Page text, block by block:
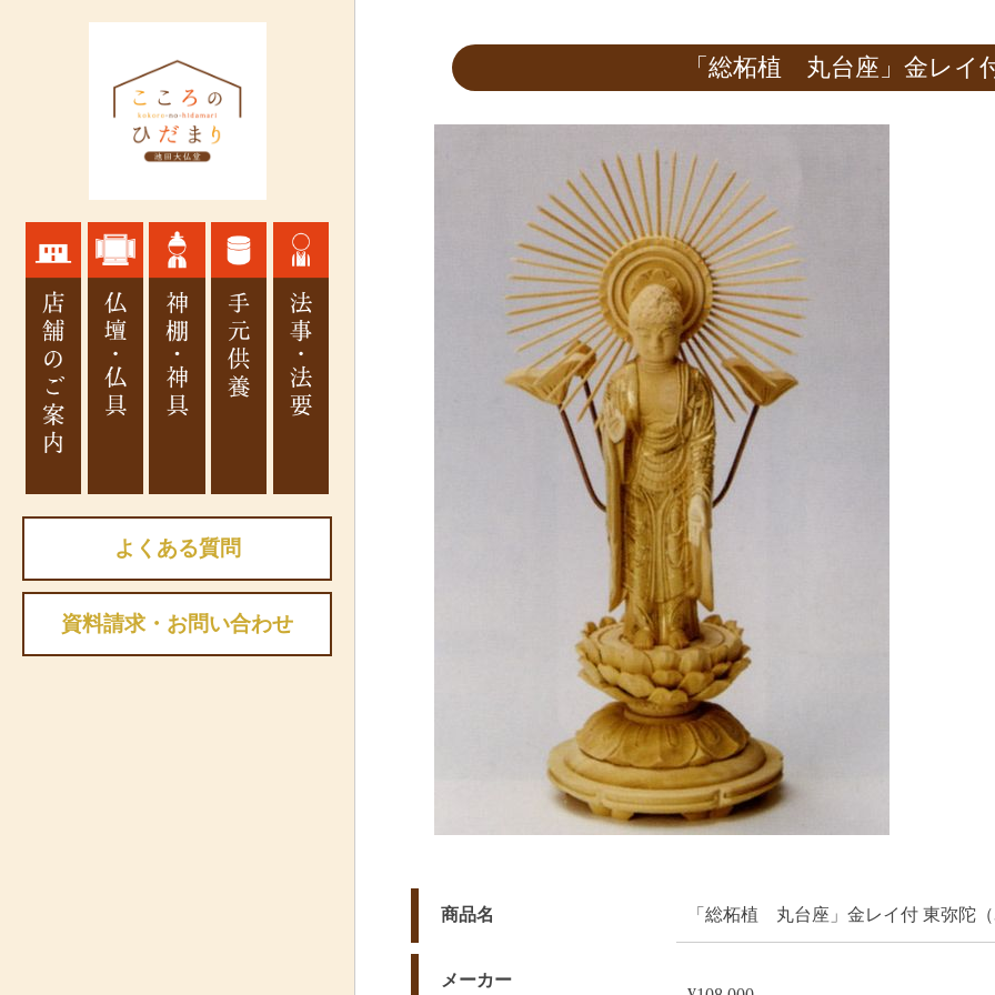
よくある質問
資料請求・お問い合わせ
「総柘植 丸台座」金レイ
商品名 「総柘植 丸台座」金レイ付 東弥陀
メーカー